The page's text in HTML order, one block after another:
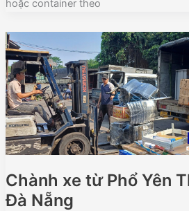
hoặc container theo
Chành xe từ Phổ Yên
Đà Nẵng